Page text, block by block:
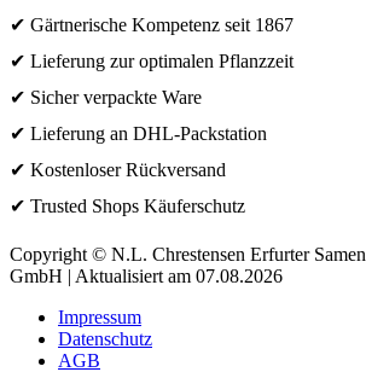
✔ Gärtnerische Kompetenz seit 1867
✔ Lieferung zur optimalen Pflanzzeit
✔ Sicher verpackte Ware
✔ Lieferung an DHL-Packstation
✔ Kostenloser Rückversand
✔ Trusted Shops Käuferschutz
Copyright © N.L. Chrestensen Erfurter
GmbH | Aktualisiert am 07.08.2026
Impressum
Datenschutz
AGB